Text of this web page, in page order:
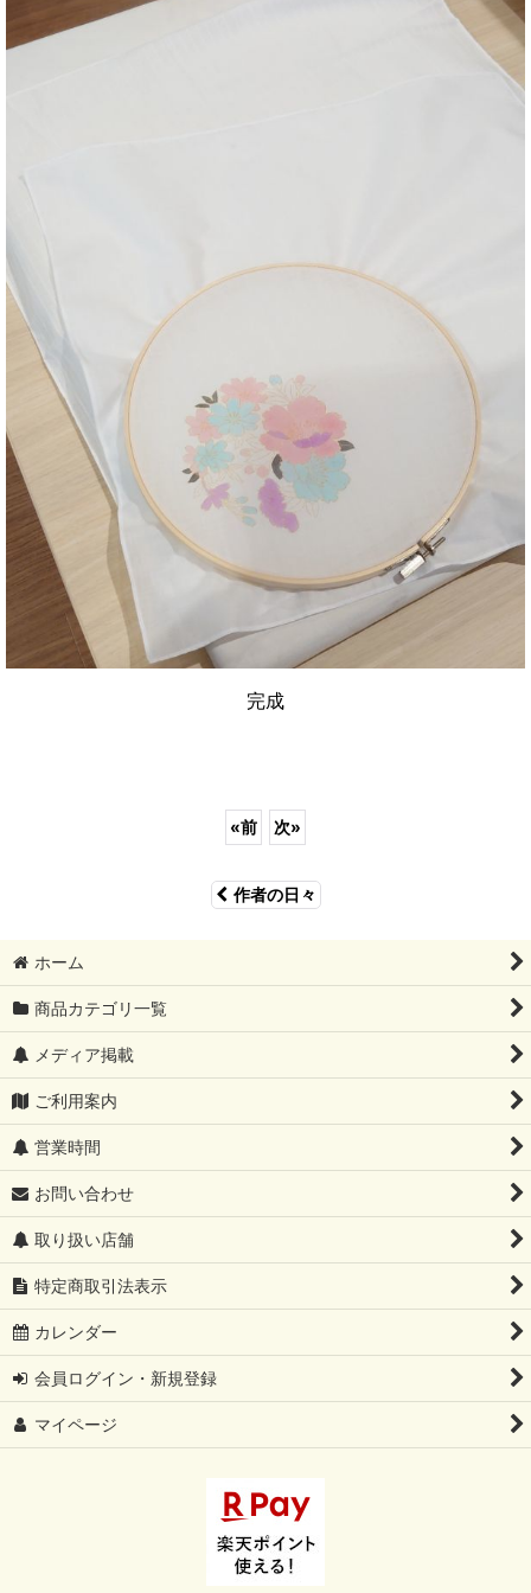
完成
«前 次»
作者の日々
ホーム
商品カテゴリ一覧
メディア掲載
ご利用案内
営業時間
お問い合わせ
取り扱い店舗
特定商取引法表示
カレンダー
会員ログイン・新規登録
マイページ